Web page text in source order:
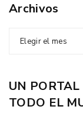
Archivos
Elegir el mes
UN
TODO EL